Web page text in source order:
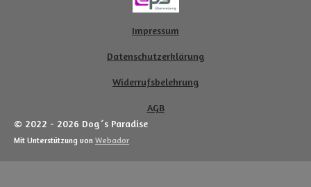
Impressum
Datenschutzerklärung
Widerrufsbelehrung
AGB
© 2022 - 2026 Dog´s Paradise
Mit Unterstützung von Webador